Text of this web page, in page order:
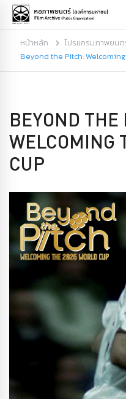
หน้าหลัก
โปรแกรมภาพยน
Beyond the Pitch:
BEYOND THE
WELCOMING
CUP